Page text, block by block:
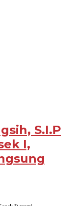
S.I.P
I,